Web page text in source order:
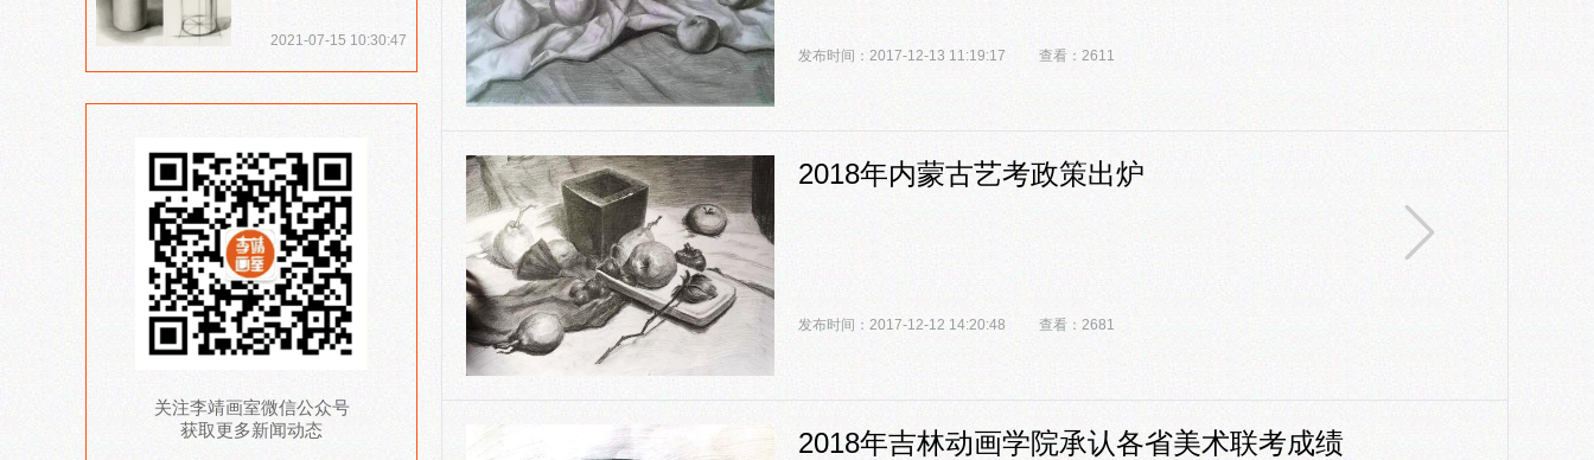
2021-07-15 10:30:47
关注李靖画室微信公众号
获取更多新闻动态
发布时间：2017-12-13 11:19:17 查看：2611
2018年内蒙古艺考政策出炉
发布时间：2017-12-12 14:20:48 查看：2681
2018年吉林动画学院承认各省美术联考成绩